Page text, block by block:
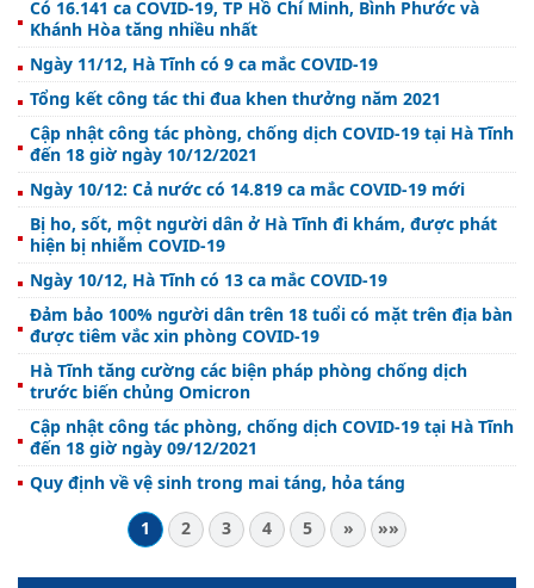
Có 16.141 ca COVID-19, TP Hồ Chí Minh, Bình Phước và
Khánh Hòa tăng nhiều nhất
Ngày 11/12, Hà Tĩnh có 9 ca mắc COVID-19
Tổng kết công tác thi đua khen thưởng năm 2021
Cập nhật công tác phòng, chống dịch COVID-19 tại Hà Tĩnh
đến 18 giờ ngày 10/12/2021
Ngày 10/12: Cả nước có 14.819 ca mắc COVID-19 mới
Bị ho, sốt, một người dân ở Hà Tĩnh đi khám, được phát
hiện bị nhiễm COVID-19
Ngày 10/12, Hà Tĩnh có 13 ca mắc COVID-19
Đảm bảo 100% người dân trên 18 tuổi có mặt trên địa bàn
được tiêm vắc xin phòng COVID-19
Hà Tĩnh tăng cường các biện pháp phòng chống dịch
trước biến chủng Omicron
Cập nhật công tác phòng, chống dịch COVID-19 tại Hà Tĩnh
đến 18 giờ ngày 09/12/2021
Quy định về vệ sinh trong mai táng, hỏa táng
1
2 3 4 5 » »»